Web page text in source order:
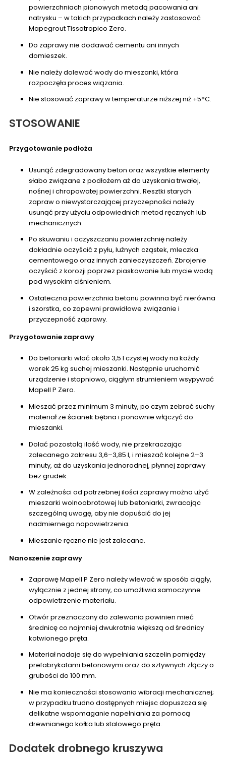
powierzchniach pionowych metodą pacowania ani
natrysku – w takich przypadkach należy zastosować
Mapegrout Tissotropico Zero.
Do zaprawy nie dodawać cementu ani innych
domieszek.
Nie należy dolewać wody do mieszanki, która
rozpoczęła proces wiązania.
Nie stosować zaprawy w temperaturze niższej niż +5°C.
STOSOWANIE
Przygotowanie podłoża
Usunąć zdegradowany beton oraz wszystkie elementy
słabo związane z podłożem aż do uzyskania trwałej,
nośnej i chropowatej powierzchni. Resztki starych
zapraw o niewystarczającej przyczepności należy
usunąć przy użyciu odpowiednich metod ręcznych lub
mechanicznych.
Po skuwaniu i oczyszczaniu powierzchnię należy
dokładnie oczyścić z pyłu, luźnych cząstek, mleczka
cementowego oraz innych zanieczyszczeń. Zbrojenie
oczyścić z korozji poprzez piaskowanie lub mycie wodą
pod wysokim ciśnieniem.
Ostateczna powierzchnia betonu powinna być nierówna
i szorstka, co zapewni prawidłowe związanie i
przyczepność zaprawy.
Przygotowanie zaprawy
Do betoniarki wlać około 3,5 l czystej wody na każdy
worek 25 kg suchej mieszanki. Następnie uruchomić
urządzenie i stopniowo, ciągłym strumieniem wsypywać
Mapell P Zero.
Mieszać przez minimum 3 minuty, po czym zebrać suchy
materiał ze ścianek bębna i ponownie włączyć do
mieszanki.
Dolać pozostałą ilość wody, nie przekraczając
zalecanego zakresu 3,6–3,85 l, i mieszać kolejne 2–3
minuty, aż do uzyskania jednorodnej, płynnej zaprawy
bez grudek.
W zależności od potrzebnej ilości zaprawy można użyć
mieszarki wolnoobrotowej lub betoniarki, zwracając
szczególną uwagę, aby nie dopuścić do jej
nadmiernego napowietrzenia.
Mieszanie ręczne nie jest zalecane.
Nanoszenie zaprawy
Zaprawę Mapell P Zero należy wlewać w sposób ciągły,
wyłącznie z jednej strony, co umożliwia samoczynne
odpowietrzenie materiału.
Otwór przeznaczony do zalewania powinien mieć
średnicę co najmniej dwukrotnie większą od średnicy
kotwionego pręta.
Materiał nadaje się do wypełniania szczelin pomiędzy
prefabrykatami betonowymi oraz do sztywnych złączy o
grubości do 100 mm.
Nie ma konieczności stosowania wibracji mechanicznej;
w przypadku trudno dostępnych miejsc dopuszcza się
delikatne wspomaganie napełniania za pomocą
drewnianego kołka lub stalowego pręta.
Dodatek drobnego kruszywa